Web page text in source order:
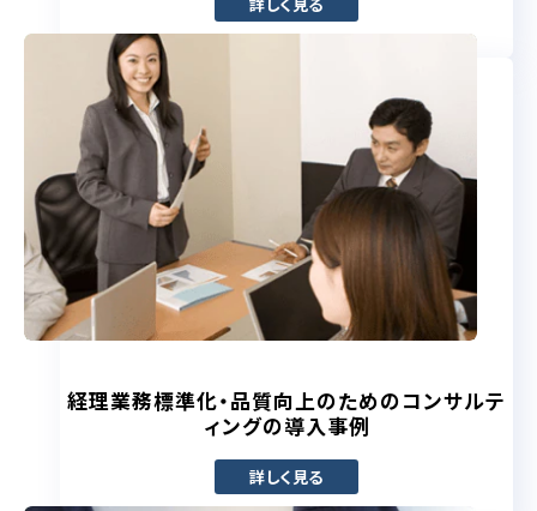
詳しく見る
経理業務標準化・品質向上のためのコンサルテ
ィングの導入事例
詳しく見る